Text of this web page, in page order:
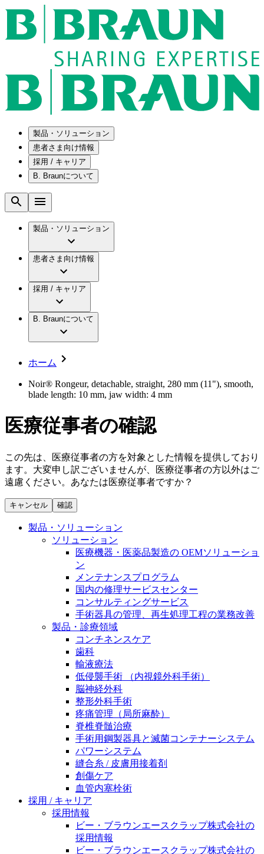
製品・ソリューション
ソリューション
メンテナンスプログラム
国内の修理サービスセンター
手術器具の管理、再生処理工程の業務改善
製品・診療領域
歯科
低侵襲手術 （内視鏡外科手術）
脊椎脊髄治療
手術用鋼製器具と滅菌コンテナーシステム
パワーシステム
縫合糸 / 皮膚用接着剤
血管内塞栓術
ソリューション
製品ポートフォリオ​
こちらの製品ポートフォリオからも、製品をお探しい
ただくことができます。
患者さま向け情報
腰椎椎間板ヘルニアについて
水頭症について
慢性創傷の治癒
アクトリーン ハイライト カテ
アクトリーン ハイライト セット
疾患・症状
膝関節の構造とその疾患
身体の中で最も大きい関節である膝関節。日常の生活
を支える、その機能や特徴とは？傷めてしまった場合
には、どのような治療の選択肢があるのでしょう。
水頭症について
「水頭症」とはどのような疾患なのでしょう。成人に
多い水頭症と、小児に多い水頭症の特徴と症状、検査
や治療法など「水頭症」の概要を知っていただくこと
採用 / キャリア
ビー・ブラウンエースクラップ株式会社の
ビー・ブラウンエースクラップ株式会社の
会社概要
報
要
キャリア（B. Braunで働くということ）
私たちのカルチャー
採用情報
キャリア（B. Braunで働くということ）
ビー・ブラウンエースクラッﾌﾟで新たな可能性を見つ
けませんか？現在募集中のポジションをご覧いただけ
B. Braunについて
ビジョンとバリュー
ブランド
ついて
イノベーション
私たちの責任
多様性
お問合せフォーム
ニューススペース
ニュースリリース
会社
私たちの責任
ニューススペース
エースクラップアカデミー
医療に携わるあらゆる方々に、学びと情報共有の場を
提供していくことを目指します。
製品・ソリューション
患者さま向け情報
採用 / キャリア
B. Braunについて
ホーム
Noir® Rongeur, detachable, straight, 280 mm (11"), smooth,
blade length: 10 mm, jaw width: 4 mm
医療従事者の確認
この先は、医療従事者の方を対象とした情報を提供しており
ます。大変申し訳ございませんが、医療従事者の方以外はご
遠慮ください。あなたは医療従事者ですか？
キャンセル 確認
製品・ソリューション
ソリューション
医療機器・医薬品製造の OEMソリューショ
ン
メンテナンスプログラム
国内の修理サービスセンター
コンサルティングサービス
手術器具の管理、再生処理工程の業務改善
製品・診療領域
コンチネンスケア
歯科
輸液療法
低侵襲手術 （内視鏡外科手術）
脳神経外科
整形外科手術
疼痛管理（局所麻酔）
脊椎脊髄治療
手術用鋼製器具と滅菌コンテナーシステム
パワーシステム
縫合糸 / 皮膚用接着剤
創傷ケア
血管内塞栓術
採用 / キャリア
採用情報
ビー・ブラウンエースクラップ株式会社の
採用情報
ビー・ブラウンエースクラップ株式会社の